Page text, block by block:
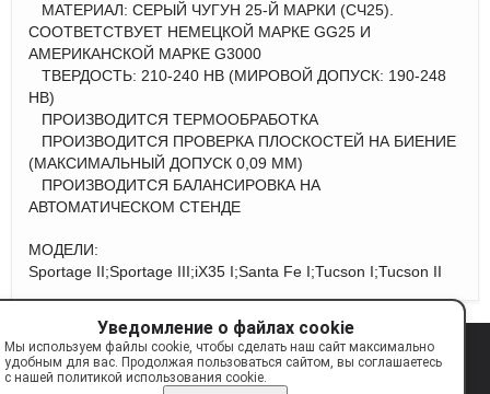
МАТЕРИАЛ: СЕРЫЙ ЧУГУН 25-Й МАРКИ (СЧ25).
СООТВЕТСТВУЕТ НЕМЕЦКОЙ МАРКЕ GG25 И
АМЕРИКАНСКОЙ МАРКЕ G3000
ТВЕРДОСТЬ: 210-240 НВ (МИРОВОЙ ДОПУСК: 190-248
НВ)
ПРОИЗВОДИТСЯ ТЕРМООБРАБОТКА
ПРОИЗВОДИТСЯ ПРОВЕРКА ПЛОСКОСТЕЙ НА БИЕНИЕ
(МАКСИМАЛЬНЫЙ ДОПУСК 0,09 ММ)
ПРОИЗВОДИТСЯ БАЛАНСИРОВКА НА
АВТОМАТИЧЕСКОМ СТЕНДЕ
МОДЕЛИ:
Sportage II;Sportage III;iX35 I;Santa Fe I;Tucson I;Tucson II
© 2017—2026 TAYGA info@tayga.parts
Сделано на платформе
Уведомление о файлах cookie
Мы используем файлы cookie, чтобы сделать наш сайт максимально
удобным для вас. Продолжая пользоваться сайтом, вы соглашаетесь
с нашей политикой использования cookie.